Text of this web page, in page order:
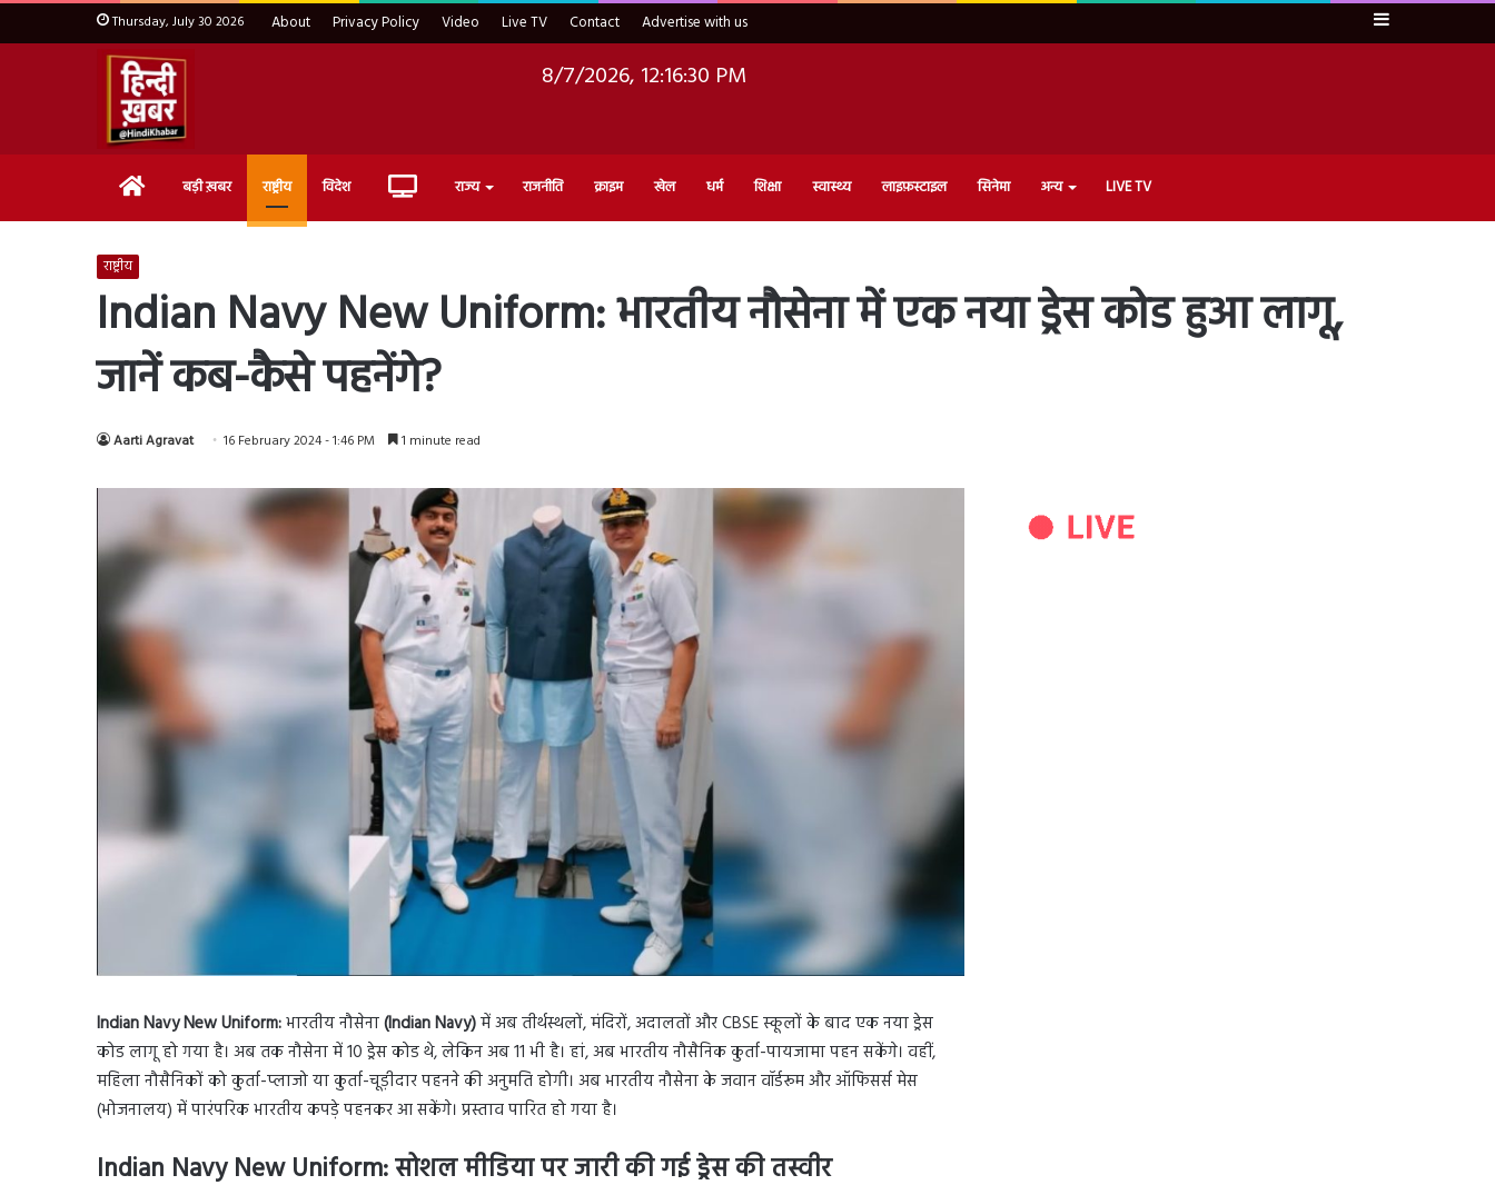
Thursday, July 30 2026 About Privacy Policy Video Live TV Contact Advertise with us Sidebar
8/7/2026, 12:16:32 PM
Home बड़ी ख़बर राष्ट्रीय विदेश Live राज्य राजनीति क्राइम खेल धर्म शिक्षा स्वास्थ्य लाइफ़स्टाइल सिनेमा अन्य LIVE TV
राष्ट्रीय
Indian Navy New Uniform: भारतीय नौसेना में एक नया ड्रेस कोड हुआ लागू,
जानें कब-कैसे पहनेंगे?
Aarti Agravat 16 February 2024 - 1:46 PM 1 minute read
Indian Navy New Uniform:भारतीय नौसेना(Indian Navy)में अब तीर्थस्थलों, मंदिरों, अदालतों और CBSE स्कूलों के बाद एक नया ड्रेस
कोड लागू हो गया है। अब तक नौसेना में 10 ड्रेस कोड थे, लेकिन अब 11 भी है। हां, अब भारतीय नौसैनिक कुर्ता-पायजामा पहन सकेंगे। वहीं,
महिला नौसैनिकों को कुर्ता-प्लाजो या कुर्ता-चूड़ीदार पहनने की अनुमति होगी। अब भारतीय नौसेना के जवान वॉर्डरूम और ऑफिसर्स मेस
(भोजनालय) में पारंपरिक भारतीय कपड़े पहनकर आ सकेंगे। प्रस्ताव पारित हो गया है।
Indian Navy New Uniform:सोशल मीडिया पर जारी की गई ड्रेस की तस्वीर